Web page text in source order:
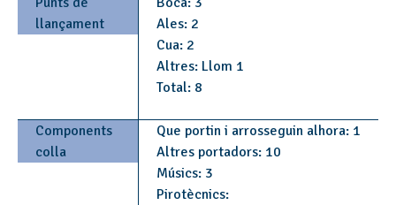
llançament
Ales: 2
Cua: 2
Altres: Llom 1
Total: 8
Components
colla
Que portin i arrosseguin alhora: 1
Altres portadors: 10
Músics: 3
Pirotècnics: